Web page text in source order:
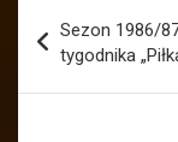
wpisu
Sezon 1986/
tygodnika